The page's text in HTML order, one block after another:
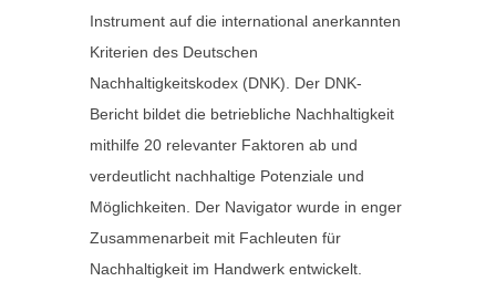
Instrument auf die international anerkannten
Kriterien des Deutschen
Nachhaltigkeitskodex (DNK). Der DNK-
Bericht bildet die betriebliche Nachhaltigkeit
mithilfe 20 relevanter Faktoren ab und
verdeutlicht nachhaltige Potenziale und
Möglichkeiten. Der Navigator wurde in enger
Zusammenarbeit mit Fachleuten für
Nachhaltigkeit im Handwerk entwickelt.